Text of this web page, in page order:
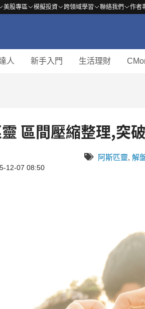
美股專區 模擬投資 跨領域學習 聯絡我們 作者
人 新手入門 生活理財
區間壓縮整理,突
12-07 08:50
阿斯匹靈, 解